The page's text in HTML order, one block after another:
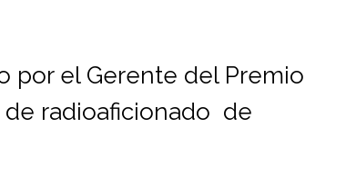
por el Gerente del Premio
de radioaficionado de